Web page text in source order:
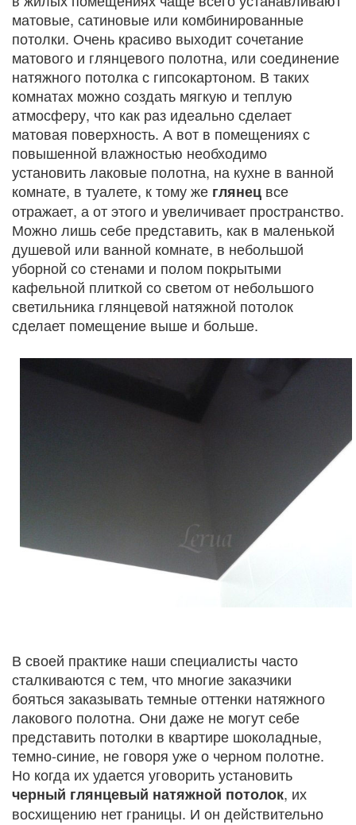
матовые, сатиновые или комбинированные
потолки. Очень красиво выходит сочетание
матового и глянцевого полотна, или соединение
натяжного потолка с гипсокартоном. В таких
комнатах можно создать мягкую и теплую
атмосферу, что как раз идеально сделает
матовая поверхность. А вот в помещениях с
повышенной влажностью необходимо
установить лаковые полотна, на кухне в ванной
комнате, в туалете, к тому же глянец все
отражает, а от этого и увеличивает пространство.
Можно лишь себе представить, как в маленькой
душевой или ванной комнате, в небольшой
уборной со стенами и полом покрытыми
кафельной плиткой со светом от небольшого
светильника глянцевой натяжной потолок
сделает помещение выше и больше.
В своей практике наши специалисты часто
сталкиваются с тем, что многие заказчики
бояться заказывать темные оттенки натяжного
лакового полотна. Они даже не могут себе
представить потолки в квартире шоколадные,
темно-синие, не говоря уже о черном полотне.
Но когда их удается уговорить установить
черный глянцевый натяжной потолок, их
восхищению нет границы. И он действительно